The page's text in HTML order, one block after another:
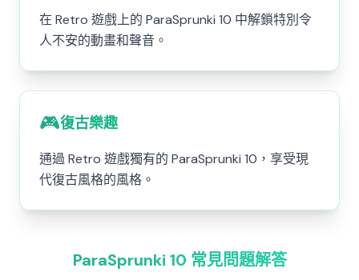
在 Retro 遊戲上的 ParaSprunki 10 中解鎖特別令
人不安的動畫和聲音。
🎮復古樂趣
通過 Retro 遊戲獨有的 ParaSprunki 10，享受現
代復古風格的風格。
ParaSprunki 10 常見問題解答